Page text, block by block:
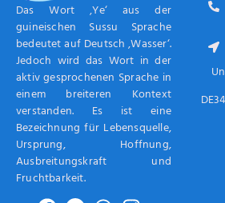
Das Wort ‚Ye‘ aus der
guineischen Sussu Sprache
bedeutet auf Deutsch ‚Wasser‘.
Jedoch wird das Wort in der
aktiv gesprochenen Sprache in
einem breiteren Kontext
verstanden. Es ist eine
Bezeichnung für Lebensquelle,
Ursprung, Hoffnung,
Ausbreitungskraft und
Fruchtbarkeit.